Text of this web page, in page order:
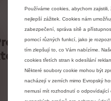
si
máme skladem
Používáme cookies, abychom
nejlepší zážitek. Cookies nám
zabezpečení, správa sítě a
pomocí různých funkcí, jako je
tím zlepšují to, co Vám nabízíme.
cookies třetích stran k odesílání
Některé soubory cookie mohou být
nacházejí v zemích mimo Evropský
nemusí mít rozhodnutí o odpovídající